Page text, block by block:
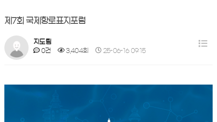
제7회 국제항로표지포럼
지도팀
0건
3,404회 25-06-16 09:15